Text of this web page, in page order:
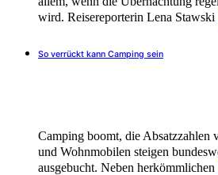
wird. Reisereporterin Lena Stawski
So verrückt kann Camping sein
Camping boomt, die Absatzzahlen
und Wohnmobilen steigen
ausgebucht. Neben herkömmlichen